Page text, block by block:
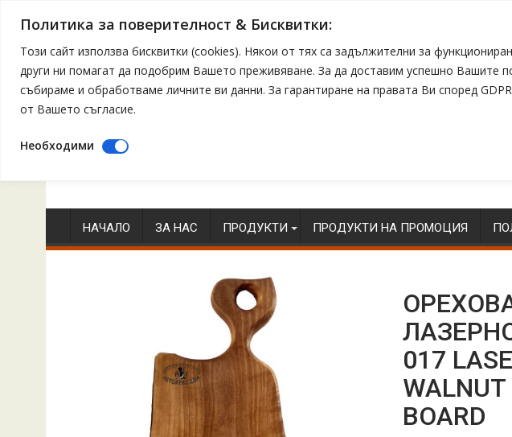
Политика за поверителност & Бисквитки:
Този сайт използва бисквитки (cookies). Някои от тях са задължителни за
други ни помагат да подобрим Вашето преживяване. За да доставим успешно Вашите
събираме и обработваме личните ви данни. За гарантиране на правата Ви според
от Вашето съгласие.
Необходими
to
contentНАЧАЛО ЗА НАС ПРОДУКТИ ПРОДУКТИ НА ПРОМОЦИЯ
017
BOARD